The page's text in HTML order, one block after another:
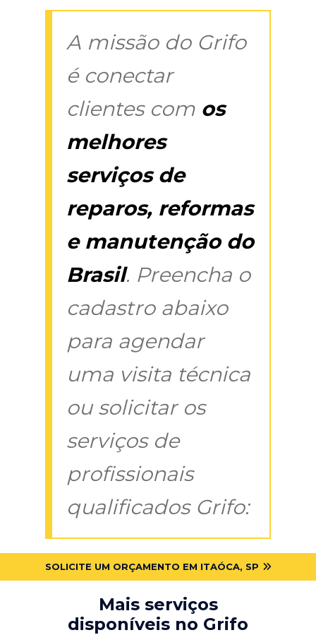
A missão do Grifo
é conectar
clientes com os
melhores
serviços de
reparos, reformas
e manutenção do
Brasil. Preencha o
cadastro abaixo
para agendar
uma visita técnica
ou solicitar os
serviços de
profissionais
qualificados Grifo:
SOLICITE UM ORÇAMENTO EM ITAÓCA, SP
Mais serviços
disponíveis no Grifo